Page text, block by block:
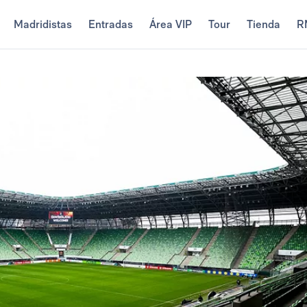
Madridistas Entradas Área VIP Tour Tienda